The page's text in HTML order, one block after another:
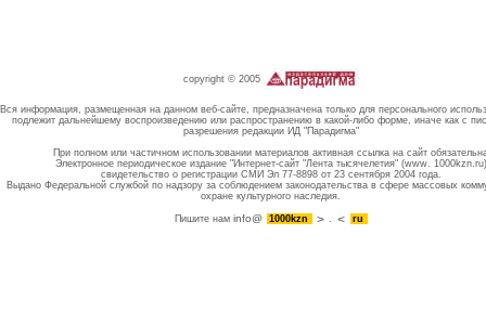
copyright © 2005
Вся информация, размещенная на данном веб-сайте, предназначена только для персонального
подлежит дальнейшему воспроизведению или распространению в какой-либо форме, иначе как с
разрешения редакции ИД "Парадигма"
При полном или частичном использовании материалов активная ссылка на сайт
Электронное периодическое издание "Интернет-сайт "Лента тысячелетия" (www. 1000kzn.ru)
свидетельство о регистрации СМИ Эл 77-8898 от 23 сентября 2004 года.
Выдано Федеральной службой по надзору за соблюдением законодательства в сфере массовых
охране культурного наследия.
Пишите намinfo@ 1000kzn . ru